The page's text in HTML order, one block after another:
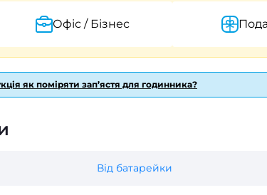
Офіс / Бізнес
як поміряти зап’ястя для годинника?
Від батарейки